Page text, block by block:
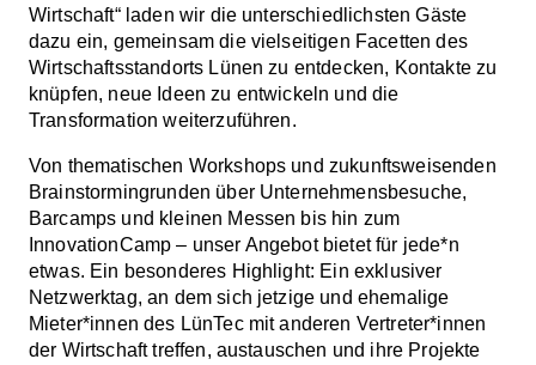
Wirtschaft“ laden wir die unterschiedlichsten Gäste
dazu ein, gemeinsam die vielseitigen Facetten des
Wirtschaftsstandorts Lünen zu entdecken, Kontakte zu
knüpfen, neue Ideen zu entwickeln und die
Transformation weiterzuführen.
Von thematischen Workshops und zukunftsweisenden
Brainstormingrunden über Unternehmensbesuche,
Barcamps und kleinen Messen bis hin zum
InnovationCamp – unser Angebot bietet für jede*n
etwas. Ein besonderes Highlight: Ein exklusiver
Netzwerktag, an dem sich jetzige und ehemalige
Mieter*innen des LünTec mit anderen Vertreter*innen
der Wirtschaft treffen, austauschen und ihre Projekte